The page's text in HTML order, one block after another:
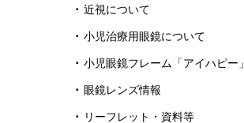
近視について
小児治療用眼鏡について
小児眼鏡フレーム「アイハピー」
眼鏡レンズ情報
リーフレット・資料等